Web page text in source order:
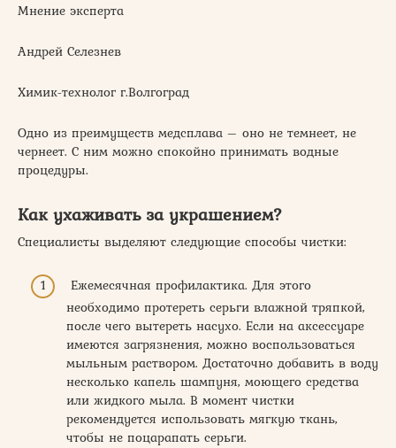
Мнение эксперта
Андрей Селезнев
Химик-технолог г.Волгоград
Одно из преимуществ медсплава – оно не темнеет, не
чернеет. С ним можно спокойно принимать водные
процедуры.
Как ухаживать за украшением?
Специалисты выделяют следующие способы чистки:
Ежемесячная профилактика. Для этого
необходимо протереть серьги влажной тряпкой,
после чего вытереть насухо. Если на аксессуаре
имеются загрязнения, можно воспользоваться
мыльным раствором. Достаточно добавить в воду
несколько капель шампуня, моющего средства
или жидкого мыла. В момент чистки
рекомендуется использовать мягкую ткань,
чтобы не поцарапать серьги.